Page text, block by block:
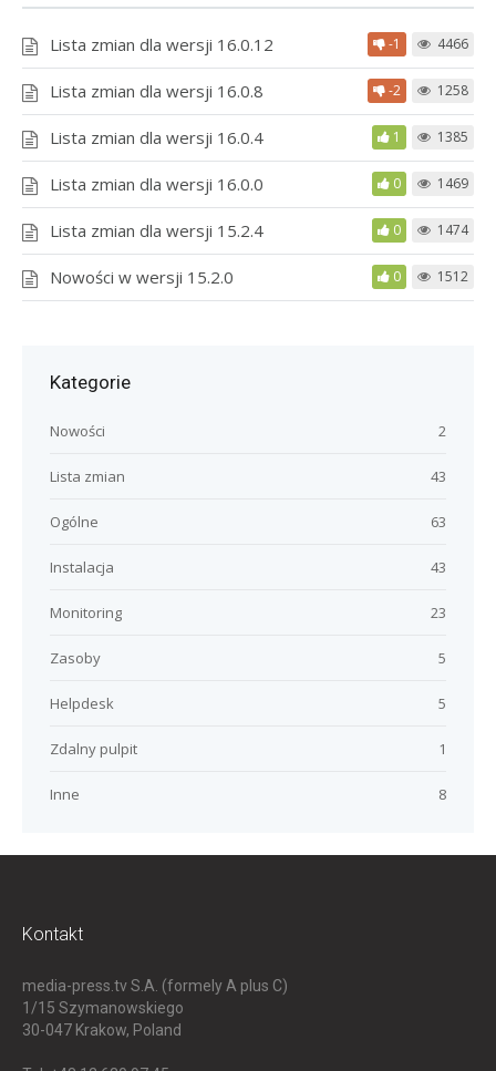
Lista zmian dla wersji 16.0.12 -1 4466
Lista zmian dla wersji 16.0.8 -2 1258
Lista zmian dla wersji 16.0.4 1 1385
Lista zmian dla wersji 16.0.0 0 1469
Lista zmian dla wersji 15.2.4 0 1474
Nowości w wersji 15.2.0 0 1512
Kategorie
2
Nowości
43
Lista zmian
63
Ogólne
43
Instalacja
23
Monitoring
5
Zasoby
5
Helpdesk
1
Zdalny pulpit
8
Inne
Kontakt
media-press.tv S.A. (formely A plus C)
1/15 Szymanowskiego
30-047 Krakow, Poland